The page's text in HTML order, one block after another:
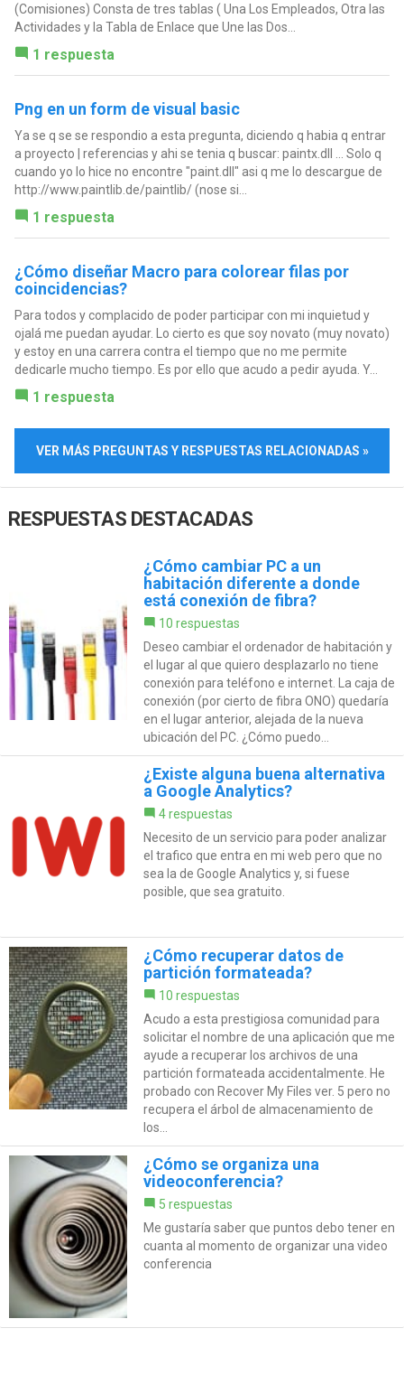
(Comisiones) Consta de tres tablas ( Una Los Empleados, Otra las
Actividades y la Tabla de Enlace que Une las Dos...
1 respuesta
Png en un form de visual basic
Ya se q se se respondio a esta pregunta, diciendo q habia q entrar
a proyecto | referencias y ahi se tenia q buscar: paintx.dll ... Solo q
cuando yo lo hice no encontre "paint.dll" asi q me lo descargue de
http://www.paintlib.de/paintlib/ (nose si...
1 respuesta
¿Cómo diseñar Macro para colorear filas por
coincidencias?
Para todos y complacido de poder participar con mi inquietud y
ojalá me puedan ayudar. Lo cierto es que soy novato (muy novato)
y estoy en una carrera contra el tiempo que no me permite
dedicarle mucho tiempo. Es por ello que acudo a pedir ayuda. Y...
1 respuesta
VER MÁS PREGUNTAS Y RESPUESTAS RELACIONADAS »
RESPUESTAS DESTACADAS
¿Cómo cambiar PC a un
habitación diferente a donde
está conexión de fibra?
10 respuestas
Deseo cambiar el ordenador de habitación y
el lugar al que quiero desplazarlo no tiene
conexión para teléfono e internet. La caja de
conexión (por cierto de fibra ONO) quedaría
en el lugar anterior, alejada de la nueva
ubicación del PC. ¿Cómo puedo...
¿Existe alguna buena alternativa
a Google Analytics?
4 respuestas
Necesito de un servicio para poder analizar
el trafico que entra en mi web pero que no
sea la de Google Analytics y, si fuese
posible, que sea gratuito.
¿Cómo recuperar datos de
partición formateada?
10 respuestas
Acudo a esta prestigiosa comunidad para
solicitar el nombre de una aplicación que me
ayude a recuperar los archivos de una
partición formateada accidentalmente. He
probado con Recover My Files ver. 5 pero no
recupera el árbol de almacenamiento de
los...
¿Cómo se organiza una
videoconferencia?
5 respuestas
Me gustaría saber que puntos debo tener en
cuanta al momento de organizar una video
conferencia